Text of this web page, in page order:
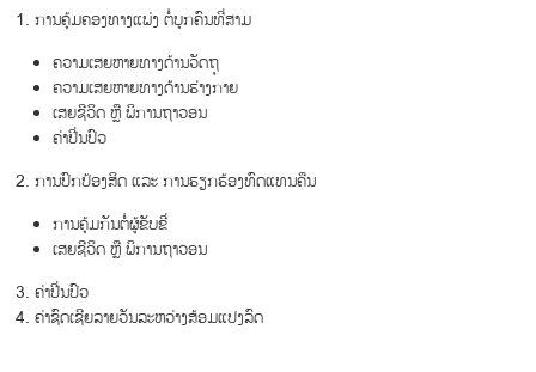
ການຄຸ້ມຄອງທາງແພ່ງ ຕໍ່ບຸກຄົນທີ່ສາມ
ຄວາມເສຍຫາຍທາງດ້ານວັດຖຸ
ຄວາມເສຍຫາຍທາງດ້ານຮ່າງກາຍ
ເສຍຊີວິດ ຫຼື ພິການຖາວອນ
ຄ່າປີ່ນປົວ
ການປົກປ້ອງສິດ ແລະ ການຮຽກຮ້ອງທົດແທນຄືນ
ການຄຸ້ມກັນຕໍ່ຜູ້ຂັບຂີ່
ເສຍຊີວິດ ຫຼື ພິການຖາວອນ
ຄ່າປີ່ນປົວ
ຄ່າຊົດເຊີຍລາຍວັນລະຫວ່າງສ້ອມແປງລົດ